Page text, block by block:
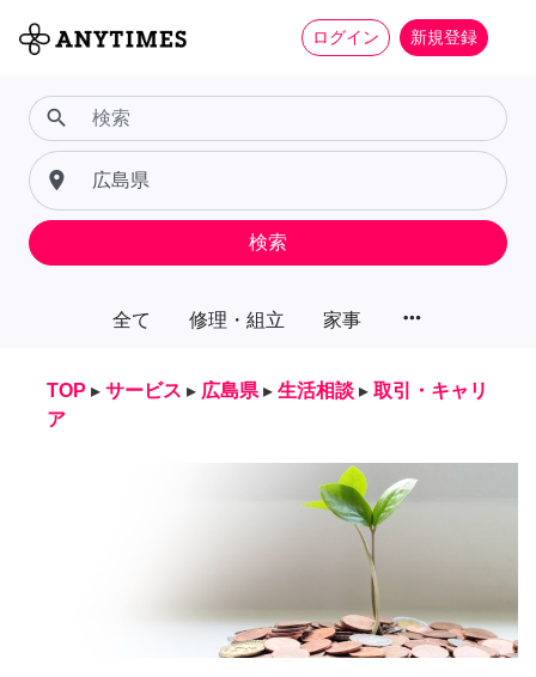
ログイン 新規登録
全て 修理・組立 家事 more_horiz
search
place
検索
TOP ▸ サービス ▸ 広島県 ▸ 生活相談 ▸ 取引・キャリ
ア